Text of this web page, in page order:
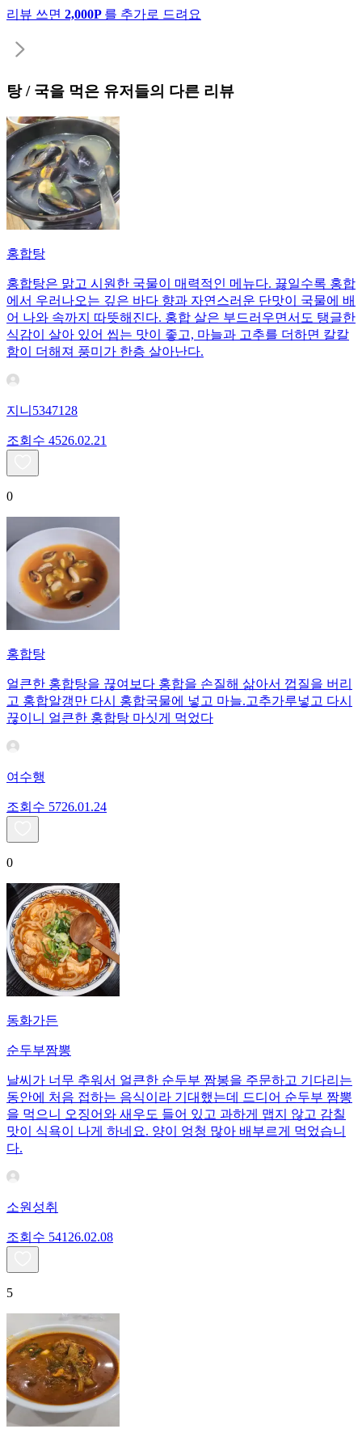
리뷰 쓰면 2,000P 를 추가로 드려요
탕 / 국을 먹은 유저들의 다른 리뷰
홍합탕
홍합탕은 맑고 시원한 국물이 매력적인 메뉴다. 끓일수록 홍합
에서 우러나오는 깊은 바다 향과 자연스러운 단맛이 국물에 배
어 나와 속까지 따뜻해진다. 홍합 살은 부드러우면서도 탱글한
식감이 살아 있어 씹는 맛이 좋고, 마늘과 고추를 더하면 칼칼
함이 더해져 풍미가 한층 살아난다.
지니5347128
조회수 4526.02.21
0
홍합탕
얼큰한 홍합탕을 끊여보다 홍합을 손질해 삶아서 껍질을 버리
고 홍합알갱만 다시 홍합국물에 넣고 마늘.고추가루넣고 다시
끊이니 얼큰한 홍합탕 마싯게 먹었다
여수행
조회수 5726.01.24
0
동화가든
순두부짬뽕
날씨가 너무 추워서 얼큰한 순두부 짬봉을 주문하고 기다리는
동안에 처음 접하는 음식이라 기대했는데 드디어 순두부 짬뽕
을 먹으니 오징어와 새우도 들어 있고 과하게 맵지 않고 감칠
맛이 식욕이 나게 하네요. 양이 엉청 많아 배부르게 먹었습니
다.
소원성취
조회수 541 26.02.08
5